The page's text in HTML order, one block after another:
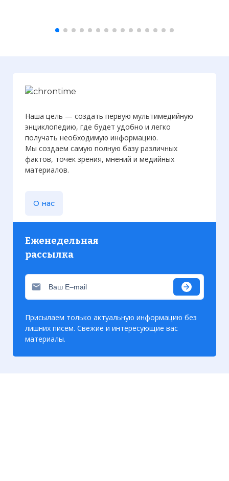
Наша цель — создать первую мультимедийную
энциклопедию, где будет удобно и легко
получать необходимую информацию.
Мы создаем самую полную базу различных
фактов, точек зрения, мнений и медийных
материалов.
О нас
Еженедельная
рассылка
Присылаем только актуальную информацию без
лишних писем. Свежие и интересующие вас
материалы.